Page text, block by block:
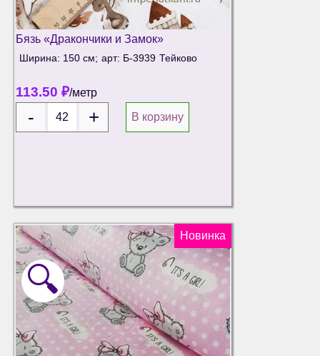
Бязь «Дракончики и Замок»
Ширина: 150 см; арт: Б-3939 Тейково
113.50 ₽/метр
В корзину
🔍
Новинка